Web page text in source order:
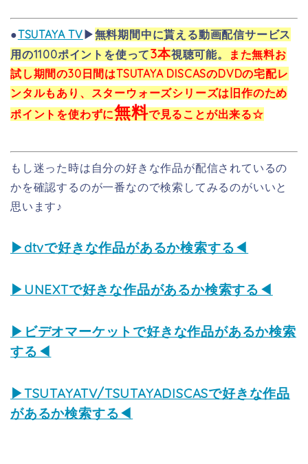
●TSUTAYA TV▶無料期間中に貰える動画配信サービス
用の1100ポイントを使って3本視聴可能。
また無料お
試し期間の30日間はTSUTAYA DISCASのDVDの宅配レ
ンタルもあり、スターウォーズシリーズは旧作のため
ポイントを使わずに無料で見ることが出来る☆
もし迷った時は自分の好きな作品が配信されているの
かを確認するのが一番なので検索してみるのがいいと
思います♪
▶dtvで好きな作品があるか検索する◀
▶UNEXTで好きな作品があるか検索する◀
▶ビデオマーケットで好きな作品があるか検索
する◀
▶TSUTAYATV/TSUTAYADISCASで好きな作品
があるか検索する◀